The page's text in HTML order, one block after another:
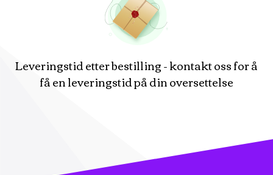
Leveringstid etter bestilling - kontakt oss for å
få en leveringstid på din oversettelse